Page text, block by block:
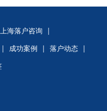
海落户咨询 |
| 成功案例 | 落户动态 |